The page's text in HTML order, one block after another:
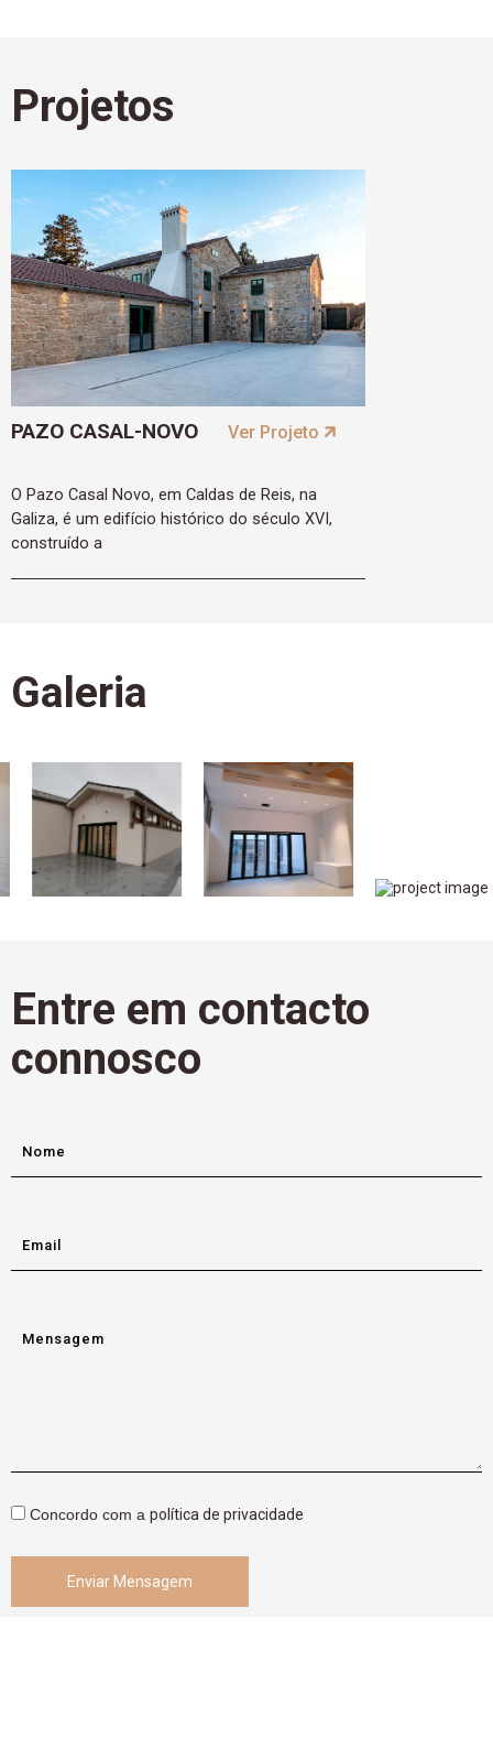
Projetos
PAZO CASAL-NOVO Ver Projeto
O Pazo Casal Novo, em Caldas de Reis, na
Galiza, é um edifício histórico do século XVI,
construído a
Galeria
Entre em contacto
connosco
Nome
Email
Mensagem
Concordo com a política de privacidade
Enviar Mensagem